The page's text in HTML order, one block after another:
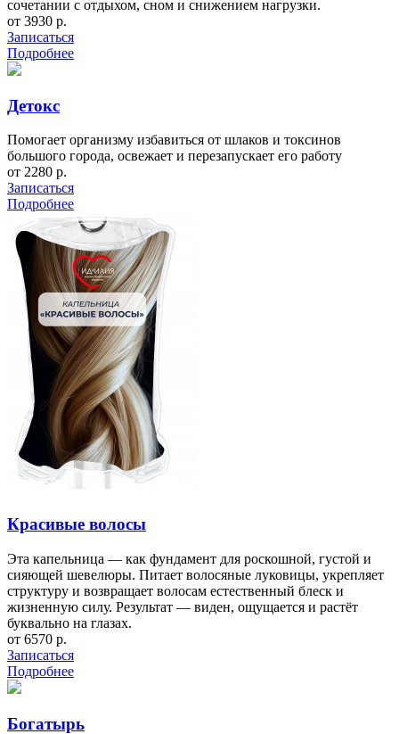
сочетании с отдыхом, сном и снижением нагрузки.
от 3930 р.
Записаться
Подробнее
Детокс
Помогает организму избавиться от шлаков и токсинов
большого города, освежает и перезапускает его работу
от 2280 р.
Записаться
Подробнее
Красивые волосы
Эта капельница — как фундамент для роскошной, густой и
сияющей шевелюры. Питает волосяные луковицы, укрепляет
структуру и возвращает волосам естественный блеск и
жизненную силу. Результат — виден, ощущается и растёт
буквально на глазах.
от 6570 р.
Записаться
Подробнее
Богатырь